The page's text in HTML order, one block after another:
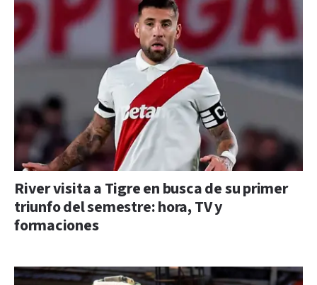
River visita a Tigre en busca de su primer
triunfo del semestre: hora, TV y
formaciones